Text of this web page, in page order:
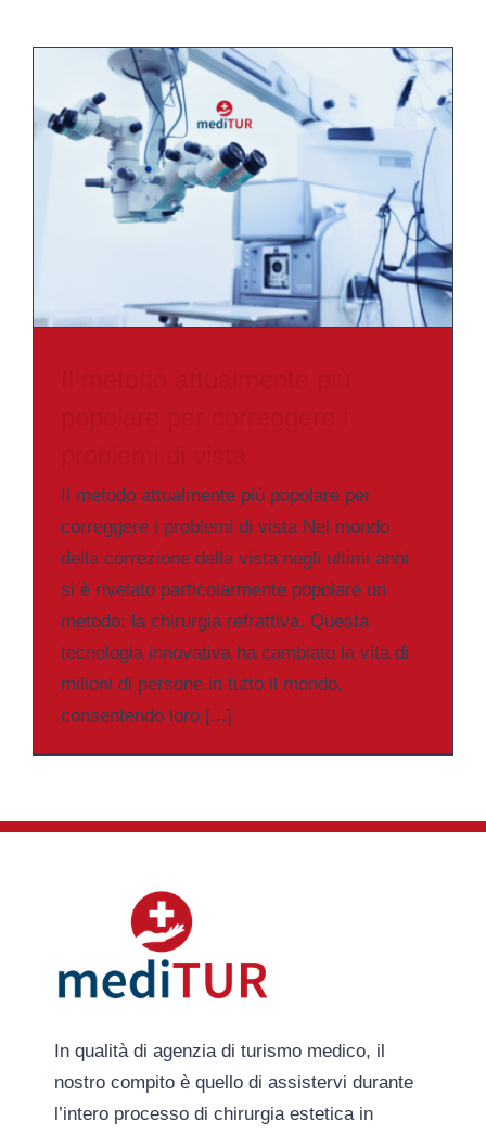
Il metodo attualmente più popolare per
correggere i problemi di vista Nel mondo
della correzione della vista negli ultimi anni
si è rivelato particolarmente popolare un
metodo: la chirurgia refrattiva. Questa
tecnologia innovativa ha cambiato la vita di
milioni di persone in tutto il mondo,
consentendo loro [...]
In qualità di agenzia di turismo medico, il
nostro compito è quello di assistervi durante
l’intero processo di chirurgia estetica in